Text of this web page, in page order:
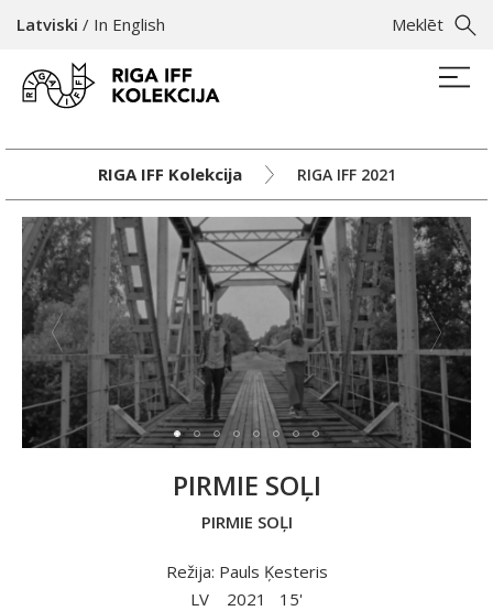
Meklēt
Latviski / In English
RIGA IFF Kolekcija RIGA IFF 2021
PIRMIE SOĻI
PIRMIE SOĻI
Režija: Pauls Ķesteris
LV
2021 15'